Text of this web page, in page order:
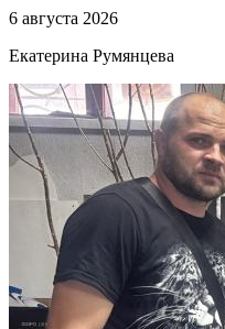
6 августа 2026
Екатерина Румянцева